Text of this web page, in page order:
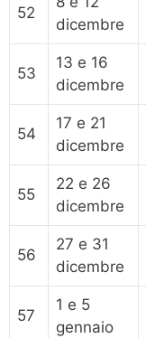
52
dicembre
53
13 e 16
dicembre
54
17 e 21
dicembre
55
22 e 26
dicembre
56
27 e 31
dicembre
57
1 e 5
gennaio